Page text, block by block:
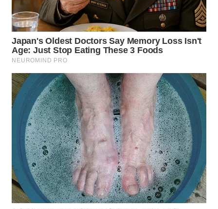
WN
BOGOR
WN
DEPOK
TAPANULI
UTARA
WN
SAMOSIR
WN
PADANG
LAWAS